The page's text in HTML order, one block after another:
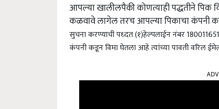
आपल्या खालीलपैकी कोणत्याही पद्धतीने पिक
कळवावे लागेल तरच आपल्या पिकाचा कंपनी
सुचना करण्याची पध्दत (१)हेल्पलाईन नंबर
कंपनी कडून विमा घेतला आहे त्यांच्या पावती वरिल